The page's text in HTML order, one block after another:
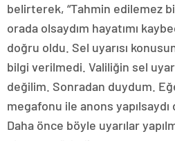
belirterek, “Tahmin edilemez
orada olsaydım hayatımı
doğru oldu. Sel uyarısı
bilgi verilmedi. Valiliğin sel
değilim. Sonradan duydum.
megafonu ile anons
Daha önce böyle uyarılar